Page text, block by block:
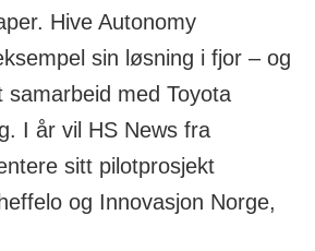
Hive Autonomy
sin løsning i fjor – og
samarbeid med Toyota
I år vil HS News fra
sitt pilotprosjekt
og Innovasjon Norge,